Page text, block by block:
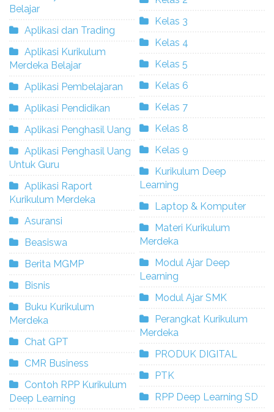
Belajar
Aplikasi dan Trading
Aplikasi Kurikulum
Merdeka Belajar
Aplikasi Pembelajaran
Aplikasi Pendidikan
Aplikasi Penghasil Uang
Aplikasi Penghasil Uang
Untuk Guru
Aplikasi Raport
Kurikulum Merdeka
Asuransi
Beasiswa
Berita MGMP
Bisnis
Buku Kurikulum
Merdeka
Chat GPT
CMR Business
Contoh RPP Kurikulum
Deep Learning
Kelas 3
Kelas 4
Kelas 5
Kelas 6
Kelas 7
Kelas 8
Kelas 9
Kurikulum Deep
Learning
Laptop & Komputer
Materi Kurikulum
Merdeka
Modul Ajar Deep
Learning
Modul Ajar SMK
Perangkat Kurikulum
Merdeka
PRODUK DIGITAL
PTK
RPP Deep Learning SD